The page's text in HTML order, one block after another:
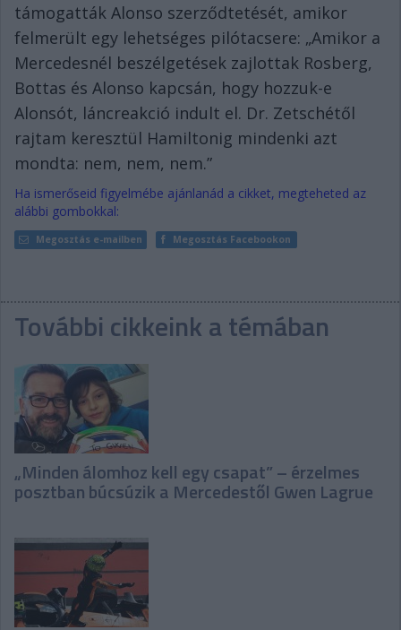
támogatták Alonso szerződtetését, amikor
felmerült egy lehetséges pilótacsere: „Amikor a
Mercedesnél beszélgetések zajlottak Rosberg,
Bottas és Alonso kapcsán, hogy hozzuk-e
Alonsót, láncreakció indult el. Dr. Zetschétől
rajtam keresztül Hamiltonig mindenki azt
mondta: nem, nem, nem.”
Ha ismerőseid figyelmébe ajánlanád a cikket, megteheted az
alábbi gombokkal:
Megosztás e-mailben Megosztás Facebookon
További cikkeink a témában
„Minden álomhoz kell egy csapat” – érzelmes
posztban búcsúzik a Mercedestől Gwen Lagrue